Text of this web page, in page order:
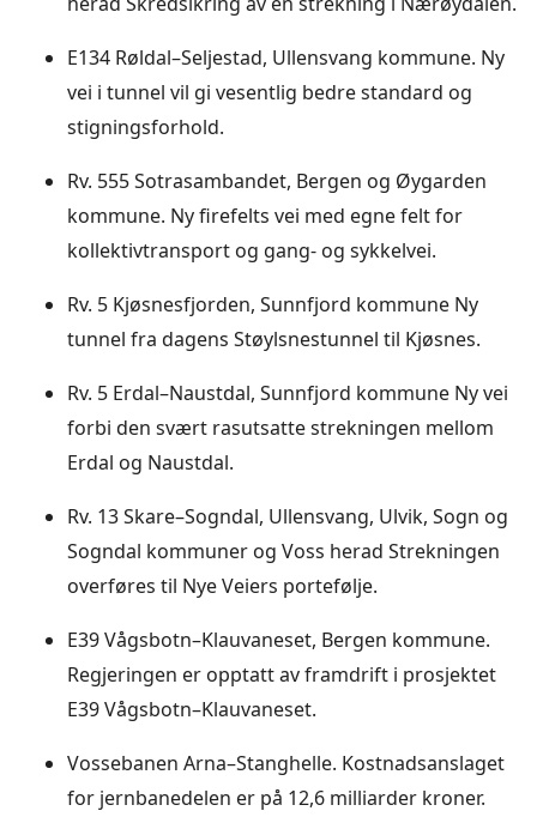
E134 Røldal–Seljestad, Ullensvang kommune. Ny
vei i tunnel vil gi vesentlig bedre standard og
stigningsforhold.
Rv. 555 Sotrasambandet, Bergen og Øygarden
kommune. Ny firefelts vei med egne felt for
kollektivtransport og gang- og sykkelvei.
Rv. 5 Kjøsnesfjorden, Sunnfjord kommune Ny
tunnel fra dagens Støylsnestunnel til Kjøsnes.
Rv. 5 Erdal–Naustdal, Sunnfjord kommune Ny vei
forbi den svært rasutsatte strekningen mellom
Erdal og Naustdal.
Rv. 13 Skare–Sogndal, Ullensvang, Ulvik, Sogn og
Sogndal kommuner og Voss herad Strekningen
overføres til Nye Veiers portefølje.
E39 Vågsbotn–Klauvaneset, Bergen kommune.
Regjeringen er opptatt av framdrift i prosjektet
E39 Vågsbotn–Klauvaneset.
Vossebanen Arna–Stanghelle. Kostnadsanslaget
for jernbanedelen er på 12,6 milliarder kroner.